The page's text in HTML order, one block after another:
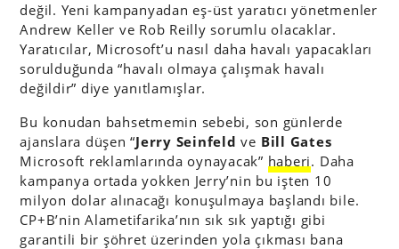
değil. Yeni kampanyadan eş-üst yaratıcı yönetmenler
Andrew Keller ve Rob Reilly sorumlu olacaklar.
Yaratıcılar, Microsoft’u nasıl daha havalı yapacakları
sorulduğunda “havalı olmaya çalışmak havalı
değildir” diye yanıtlamışlar.
Bu konudan bahsetmemin sebebi, son günlerde
ajanslara düşen “Jerry Seinfeld ve Bill Gates
Microsoft reklamlarında oynayacak” haberi. Daha
kampanya ortada yokken Jerry’nin bu işten 10
milyon dolar alınacağı konuşulmaya başlandı bile.
CP+B’nin Alametifarika’nın sık sık yaptığı gibi
garantili bir şöhret üzerinden yola çıkması bana